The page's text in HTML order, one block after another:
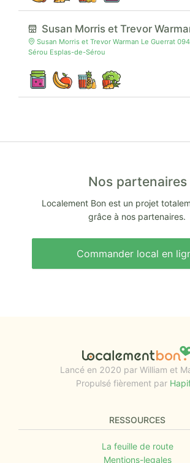
Susan Morris et Trevor
Susan Morris et Trevor Warman Le Guerrat
Sérou Esplas-de-Sérou
Nos partenaires
Localement Bon est un projet
grâce à nos partenaires.
Commander local en
Lancé en 2020 par William et
Propulsé fièrement par
RESSOURCES
La feuille de route
Mentions-legales